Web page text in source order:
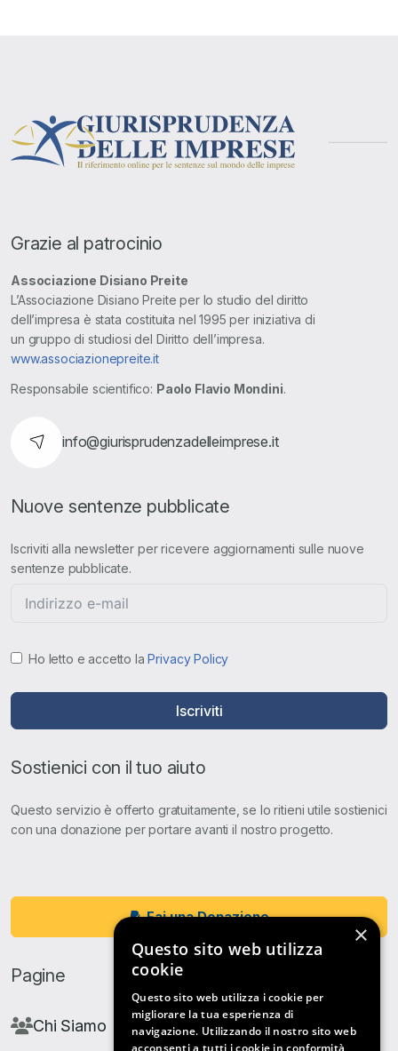
Grazie al patrocinio
Associazione Disiano Preite
L’Associazione Disiano Preite per lo studio del diritto
dell’impresa è stata costituita nel 1995 per iniziativa di
un gruppo di studiosi del Diritto dell’impresa.
www.associazionepreite.it
Responsabile scientifico: Paolo Flavio Mondini.
info@giurisprudenzadelleimprese.it
Nuove sentenze pubblicate
Iscriviti alla newsletter per ricevere aggiornamenti sulle nuove
sentenze pubblicate.
Ho letto e accetto laPrivacy Policy
Iscriviti
Sostienici con il tuo aiuto
Questo servizio è offerto gratuitamente, se lo ritieni utile sostienici
con una donazione per portare avanti il nostro progetto.
Fai una Donazione
Pagine
Chi Siamo
×
Questo sito web utilizza
cookie
Questo sito web utilizza i cookie per
migliorare la tua esperienza di
navigazione. Utilizzando il nostro sito web
acconsenti a tutti i cookie in conformità